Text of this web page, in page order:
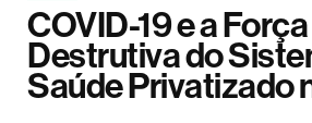
COVID-19 e a Força
Destrutiva do
Saúde Privatizado